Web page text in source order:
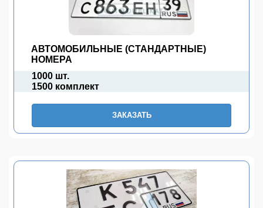
АВТОМОБИЛЬНЫЕ (СТАНДАРТНЫЕ)
НОМЕРА
1000 шт.
1500 комплект
ЗАКАЗАТЬ